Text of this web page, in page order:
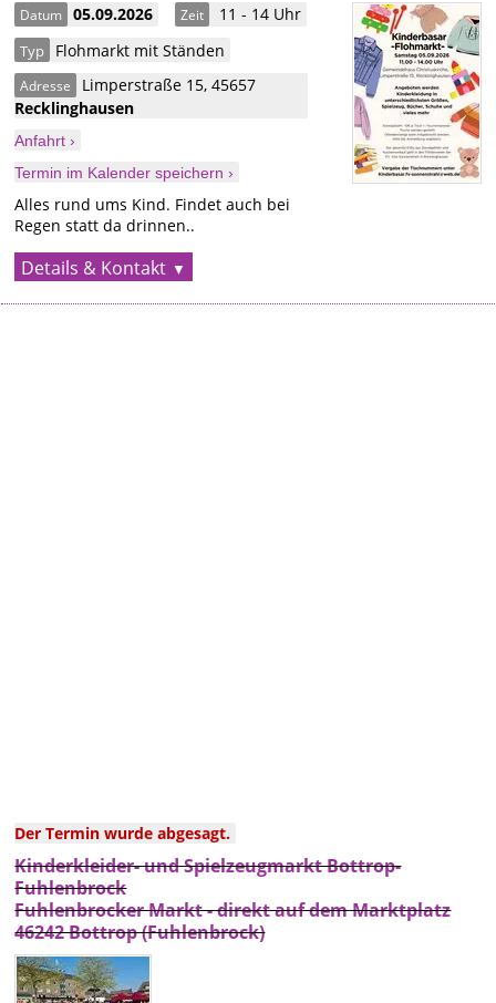
Datum 05.09.2026 Zeit 11 - 14 Uhr
Typ Flohmarkt mit Ständen
Adresse Limperstraße 15,45657
Recklinghausen
Anfahrt ›
Termin im Kalender speichern ›
Alles rund ums Kind. Findet auch bei
Regen statt da drinnen..
Details & Kontakt
Der Termin wurde abgesagt.
Kinderkleider- und Spielzeugmarkt Bottrop-
Fuhlenbrock
Fuhlenbrocker Markt - direkt auf dem Marktplatz
46242 Bottrop (Fuhlenbrock)